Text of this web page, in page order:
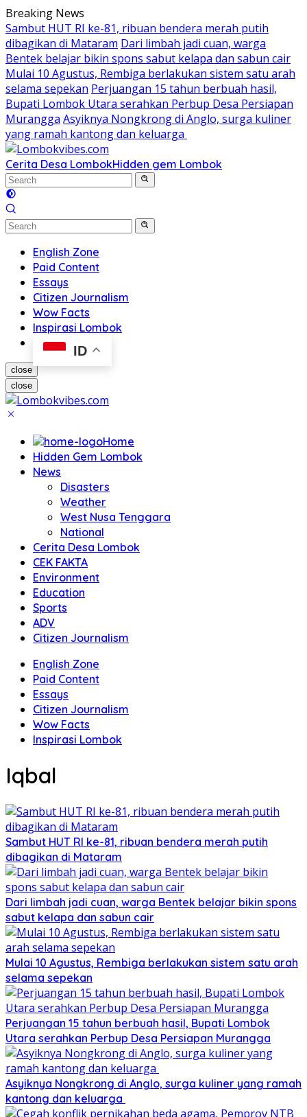
Skip
to
content
Breaking News
Sambut HUT RI ke-81, ribuan bendera merah putih
dibagikan di Mataram Dari limbah jadi cuan, warga
Bentek belajar bikin spons sabut kelapa dan sabun cair
Mulai 10 Agustus, Rembiga berlakukan sistem satu arah
selama sepekan Perjuangan 15 tahun berbuah hasil,
Bupati Lombok Utara serahkan Perbup Desa Persiapan
Murangga Asyiknya Nongkrong di Anglo, surga kuliner
yang ramah kantong dan keluarga
Cerita Desa LombokHidden gem Lombok
English Zone
Paid Content
Essays
Citizen Journalism
Wow Facts
Inspirasi Lombok
ID
close
close
Home
Hidden Gem Lombok
News
Disasters
Weather
West Nusa Tenggara
National
Cerita Desa Lombok
CEK FAKTA
Environment
Education
Sports
ADV
Citizen Journalism
English Zone
Paid Content
Essays
Citizen Journalism
Wow Facts
Inspirasi Lombok
Iqbal
Sambut HUT RI ke-81, ribuan bendera merah putih
dibagikan di Mataram
Dari limbah jadi cuan, warga Bentek belajar bikin spons
sabut kelapa dan sabun cair
Mulai 10 Agustus, Rembiga berlakukan sistem satu arah
selama sepekan
Perjuangan 15 tahun berbuah hasil, Bupati Lombok
Utara serahkan Perbup Desa Persiapan Murangga
Asyiknya Nongkrong di Anglo, surga kuliner yang ramah
kantong dan keluarga